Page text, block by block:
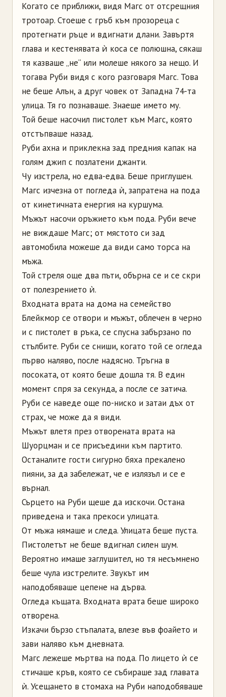
Когато се приближи, видя Магс от отсрещния
тротоар. Стоеше с гръб към прозореца с
протегнати ръце и вдигнати длани. Завъртя
глава и кестенявата ѝ коса се полюшна, сякаш
тя казваше „не“ или молеше някого за нещо. И
тогава Руби видя с кого разговаря Магс. Това
не беше Алън, а друг човек от Западна 74-та
улица. Тя го познаваше. Знаеше името му.
Той беше насочил пистолет към Магс, която
отстъпваше назад.
Руби ахна и приклекна зад предния капак на
голям джип с позлатени джанти.
Чу изстрела, но едва-едва. Беше приглушен.
Магс изчезна от погледа ѝ, запратена на пода
от кинетичната енергия на куршума.
Мъжът насочи оръжието към пода. Руби вече
не виждаше Магс; от мястото си зад
автомобила можеше да види само торса на
мъжа.
Той стреля още два пъти, обърна се и се скри
от полезрението ѝ.
Входната врата на дома на семейство
Блейкмор се отвори и мъжът, облечен в черно
и с пистолет в ръка, се спусна забързано по
стълбите. Руби се сниши, когато той се огледа
първо наляво, после надясно. Тръгна в
посоката, от която беше дошла тя. В един
момент спря за секунда, а после се затича.
Руби се наведе още по-ниско и затаи дъх от
страх, че може да я види.
Мъжът влетя през отворената врата на
Шуорцман и се присъедини към партито.
Останалите гости сигурно бяха прекалено
пияни, за да забележат, че е излязъл и се е
върнал.
Сърцето на Руби щеше да изскочи. Остана
приведена и така прекоси улицата.
От мъжа нямаше и следа. Улицата беше пуста.
Пистолетът не беше вдигнал силен шум.
Вероятно имаше заглушител, но тя несъмнено
беше чула изстрелите. Звукът им
наподобяваше цепене на дърва.
Огледа къщата. Входната врата беше широко
отворена.
Изкачи бързо стъпалата, влезе във фоайето и
зави наляво към дневната.
Магс лежеше мъртва на пода. По лицето ѝ се
стичаше кръв, която се събираше зад главата
ѝ. Усещането в стомаха на Руби наподобяваше